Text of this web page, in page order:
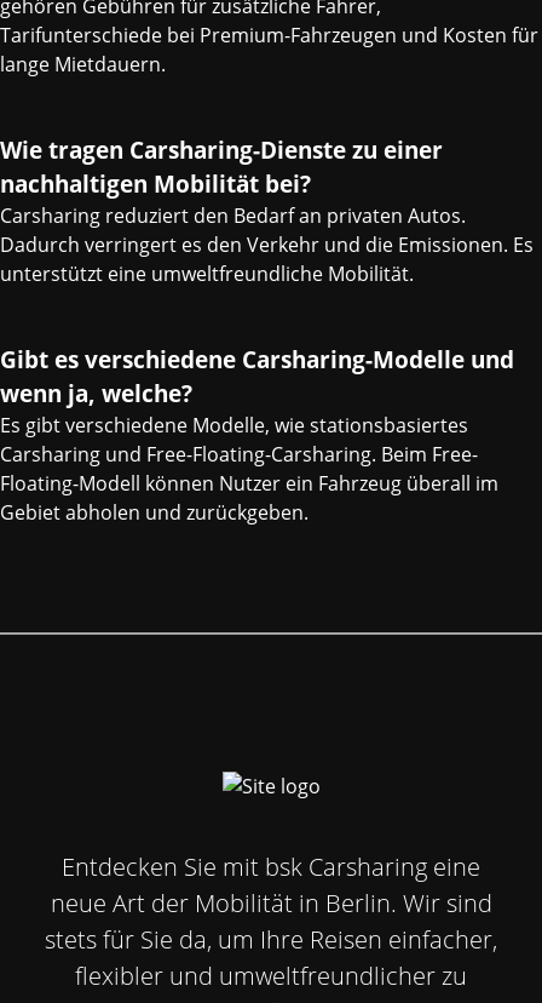
gehören Gebühren für zusätzliche Fahrer,
Tarifunterschiede bei Premium-Fahrzeugen und Kosten für
lange Mietdauern.
Wie tragen Carsharing-Dienste zu einer
nachhaltigen Mobilität bei?
Carsharing reduziert den Bedarf an privaten Autos.
Dadurch verringert es den Verkehr und die Emissionen. Es
unterstützt eine umweltfreundliche Mobilität.
Gibt es verschiedene Carsharing-Modelle und
wenn ja, welche?
Es gibt verschiedene Modelle, wie stationsbasiertes
Carsharing und Free-Floating-Carsharing. Beim Free-
Floating-Modell können Nutzer ein Fahrzeug überall im
Gebiet abholen und zurückgeben.
Entdecken Sie mit bsk Carsharing eine
neue Art der Mobilität in Berlin. Wir sind
stets für Sie da, um Ihre Reisen einfacher,
flexibler und umweltfreundlicher zu